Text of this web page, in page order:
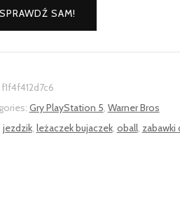
SPRAWDŹ SAM!
f1f4f412d7c6
Gry PlayStation 5, Warner Bros
jezdzik, leżaczek bujaczek, oball, zabawki